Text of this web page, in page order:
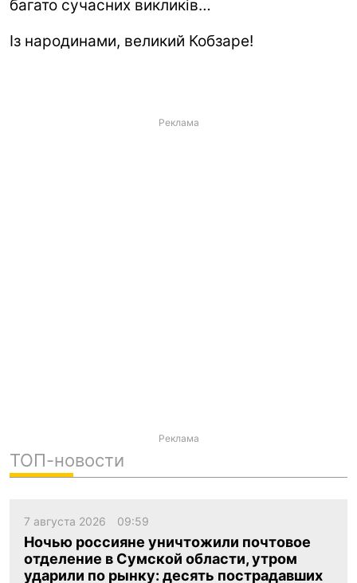
багато сучасних викликів…
Із народинами, великий Кобзаре!
Реклама
Реклама
ТОП-новости
7 августа 2026 09:59
Ночью россияне уничтожили почтовое
отделение в Сумской области, утром
ударили по рынку: десять пострадавших